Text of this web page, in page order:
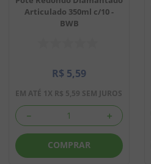
Articulado 350ml c/10 -
BWB
R$ 5,59
EM ATÉ 1X R$ 5,59 SEM JUROS
＋
－
COMPRAR